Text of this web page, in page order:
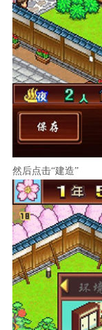
然后点击“建造”